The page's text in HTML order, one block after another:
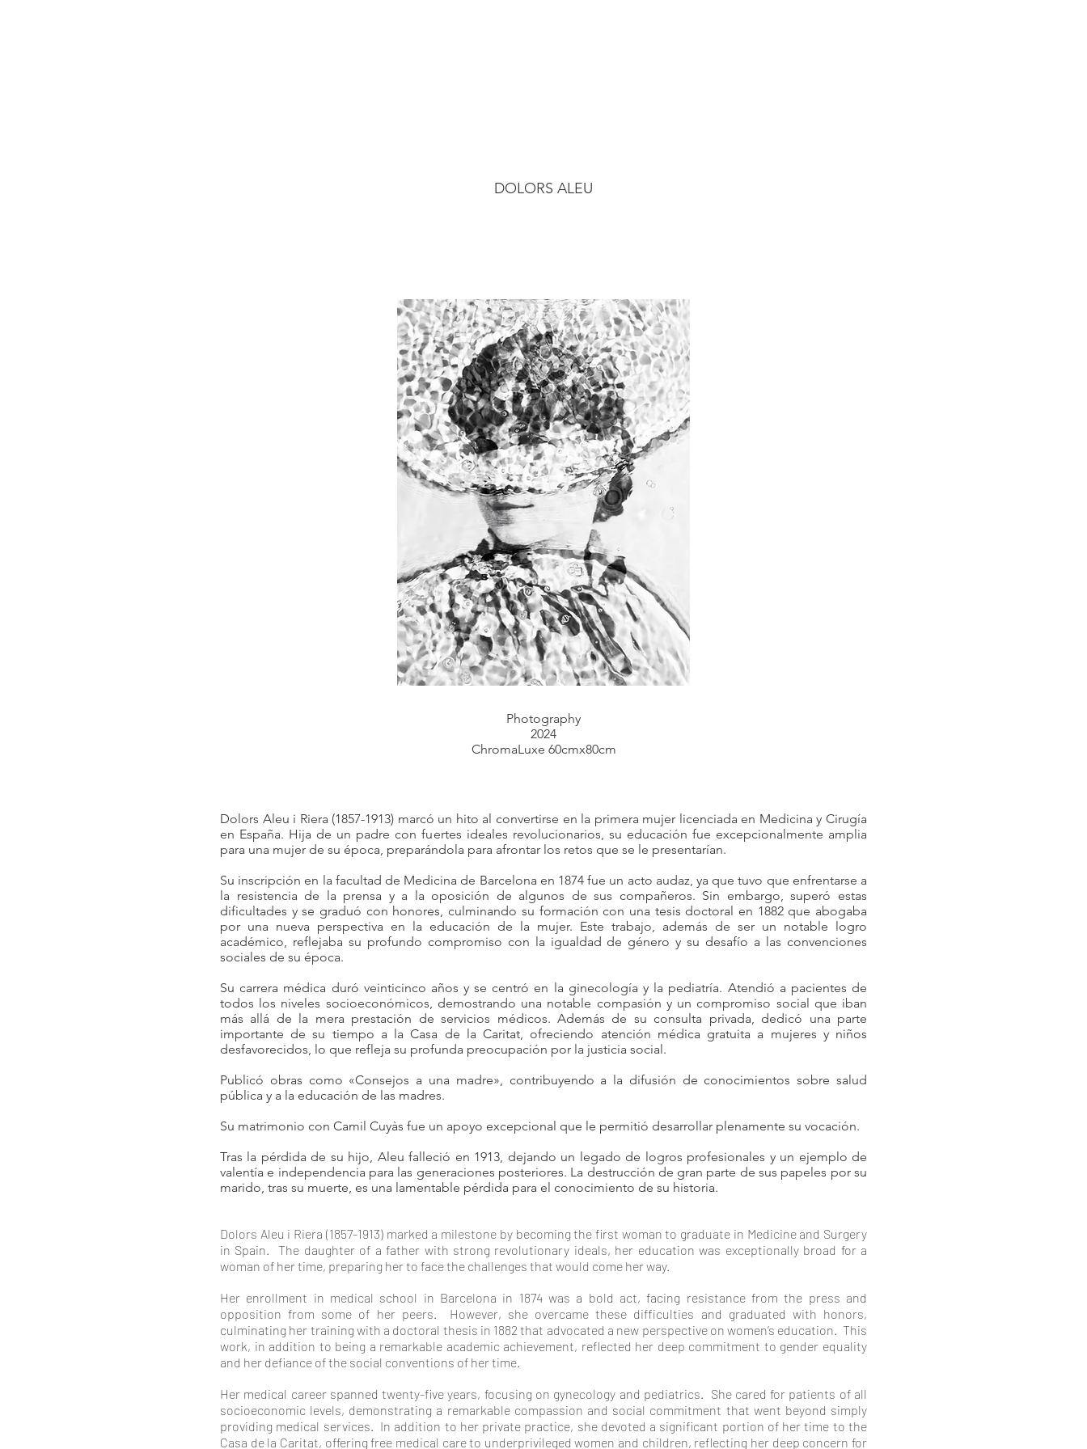
DOLORS ALEU
Photography
2024
ChromaLuxe 60cmx80cm
Dolors Aleu i Riera (1857-1913) marcó un hito al convertirse en la primera mujer licenciada en Medicina y Cirugía
en España. Hija de un padre con fuertes ideales revolucionarios, su educación fue excepcionalmente amplia
para una mujer de su época, preparándola para afrontar los retos que se le presentarían.
Su inscripción en la facultad de Medicina de Barcelona en 1874 fue un acto audaz, ya que tuvo que enfrentarse a
la resistencia de la prensa y a la oposición de algunos de sus compañeros. Sin embargo, superó estas
dificultades y se graduó con honores, culminando su formación con una tesis doctoral en 1882 que abogaba
por una nueva perspectiva en la educación de la mujer. Este trabajo, además de ser un notable logro
académico, reflejaba su profundo compromiso con la igualdad de género y su desafío a las convenciones
sociales de su época.
Su carrera médica duró veinticinco años y se centró en la ginecología y la pediatría. Atendió a pacientes de
todos los niveles socioeconómicos, demostrando una notable compasión y un compromiso social que iban
más allá de la mera prestación de servicios médicos. Además de su consulta privada, dedicó una parte
importante de su tiempo a la Casa de la Caritat, ofreciendo atención médica gratuita a mujeres y niños
desfavorecidos, lo que refleja su profunda preocupación por la justicia social.
Publicó obras como «Consejos a una madre», contribuyendo a la difusión de conocimientos sobre salud
pública y a la educación de las madres.
Su matrimonio con Camil Cuyàs fue un apoyo excepcional que le permitió desarrollar plenamente su vocación.
Tras la pérdida de su hijo, Aleu falleció en 1913, dejando un legado de logros profesionales y un ejemplo de
valentía e independencia para las generaciones posteriores. La destrucción de gran parte de sus papeles por su
marido, tras su muerte, es una lamentable pérdida para el conocimiento de su historia.
Dolors Aleu i Riera (1857-1913) marked a milestone by becoming the first woman to graduate in Medicine and Surgery
in Spain. The daughter of a father with strong revolutionary ideals, her education was exceptionally broad for a
woman of her time, preparing her to face the challenges that would come her way.
Her enrollment in medical school in Barcelona in 1874 was a bold act, facing resistance from the press and
opposition from some of her peers. However, she overcame these difficulties and graduated with honors,
culminating her training with a doctoral thesis in 1882 that advocated a new perspective on women’s education. This
work, in addition to being a remarkable academic achievement, reflected her deep commitment to gender equality
and her defiance of the social conventions of her time.
Her medical career spanned twenty-five years, focusing on gynecology and pediatrics. She cared for patients of all
socioeconomic levels, demonstrating a remarkable compassion and social commitment that went beyond simply
providing medical services. In addition to her private practice, she devoted a significant portion of her time to the
Casa de la Caritat, offering free medical care to underprivileged women and children, reflecting her deep concern for